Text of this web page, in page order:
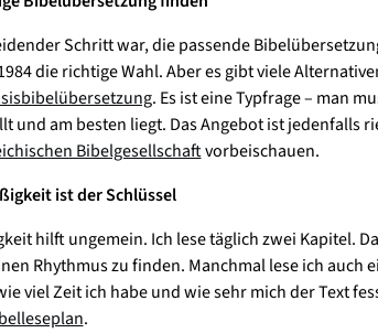
Schritt war, die passende
die richtige Wahl. Aber es gibt viele
. Es ist eine Typfrage – man
und am besten liegt. Das Angebot ist jedenfalls
Bibelgesellschaftvorbeischauen.
ist der Schlüssel
hilft ungemein. Ich lese täglich zwei Kapitel.
Rhythmus zu finden. Manchmal lese ich auch
viel Zeit ich habe und wie sehr mich der Text
.